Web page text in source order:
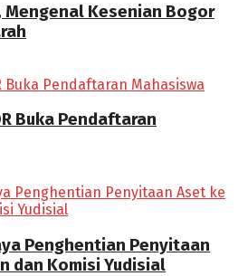
Mengenal Kesenian Bogor
Buka Pendaftaran
Penghentian Penyitaan
dan Komisi Yudisial